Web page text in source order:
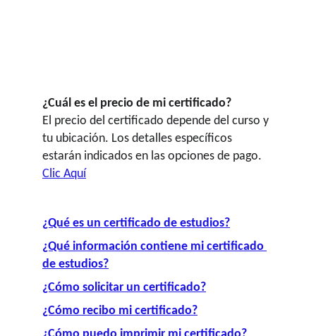
¿Cuál es el precio de mi certificado?
El precio del certificado depende del curso y
tu ubicación. Los detalles específicos
estarán indicados en las opciones de pago.
Clic Aquí
¿Qué es un certificado de estudios?
¿Qué información contiene mi certificado
de estudios?
¿Cómo solicitar un certificado?
¿Cómo recibo mi certificado?